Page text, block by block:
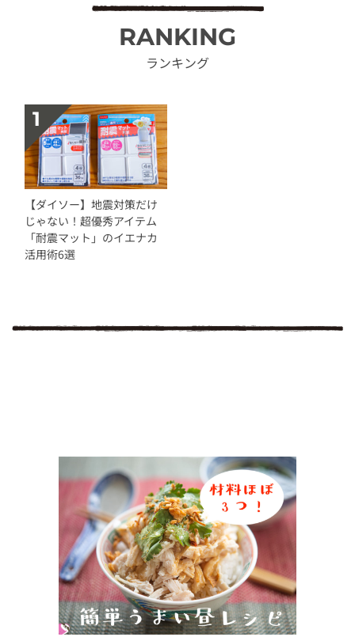
RANKING
ランキング
【ダイソー】地震対策だけ
じゃない！超優秀アイテム
「耐震マット」のイエナカ
活用術6選